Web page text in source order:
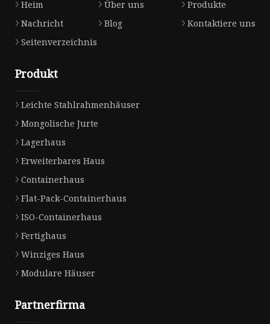
Heim Über uns
Produkte
Nachricht
Blog
Kontaktiere uns
Seitenverzeichnis
Produkt
Leichte Stahlrahmenhäuser
Mongolische Jurte
Lagerhaus
Erweiterbares Haus
Containerhaus
Flat-Pack-Containerhaus
ISO-Containerhaus
Fertighaus
Winziges Haus
Modulare Häuser
Partnerfirma